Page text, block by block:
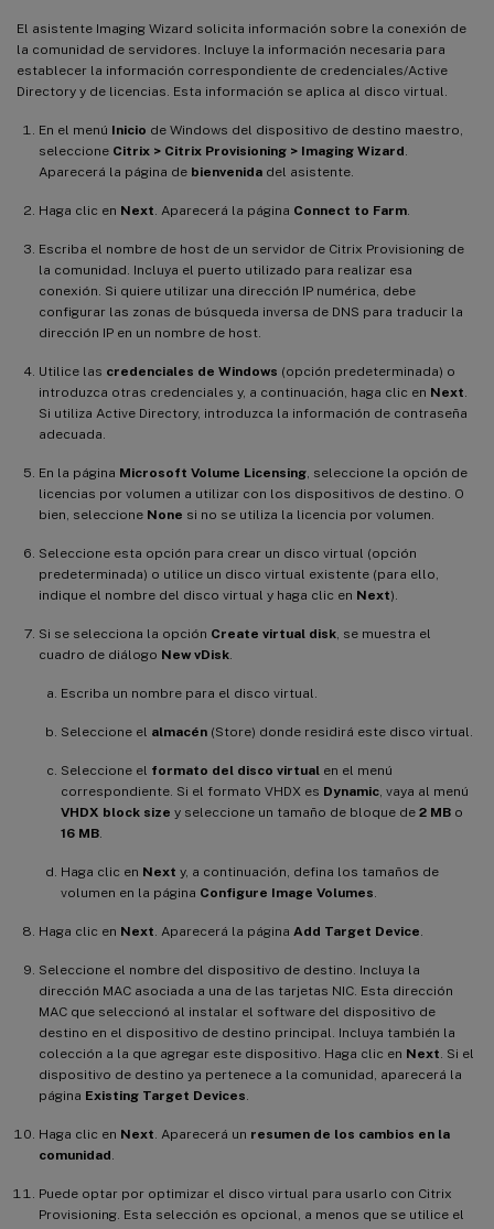
El asistente Imaging Wizard solicita información sobre la conexión de
la comunidad de servidores. Incluye la información necesaria para
establecer la información correspondiente de credenciales/Active
Directory y de licencias. Esta información se aplica al disco virtual.
En el menú Inicio de Windows del dispositivo de destino maestro,
seleccione Citrix > Citrix Provisioning > Imaging Wizard
Aparecerá la página de bienvenida del asistente.
Haga clic en Next . Aparecerá la página Connect to Farm
Escriba el nombre de host de un servidor de Citrix Provisioning de
la comunidad. Incluya el puerto utilizado para realizar esa
conexión. Si quiere utilizar una dirección IP numérica, debe
configurar las zonas de búsqueda inversa de DNS para traducir la
dirección IP en un nombre de host.
Utilice las credenciales de Windows (opción predeterminada) o
introduzca otras credenciales y, a continuación, haga clic en Next
Si utiliza Active Directory, introduzca la información de contraseña
adecuada.
En la página Microsoft Volume Licensing , seleccione la opción de
licencias por volumen a utilizar con los dispositivos de destino. O
bien, seleccione None si no se utiliza la licencia por volumen.
Seleccione esta opción para crear un disco virtual (opción
predeterminada) o utilice un disco virtual existente (para ello,
indique el nombre del disco virtual y haga clic en Next).
Si se selecciona la opción Create virtual disk , se muestra el
cuadro de diálogo New vDisk
Escriba un nombre para el disco virtual.
Seleccione el almacén (Store) donde residirá este disco virtual.
Seleccione el formato del disco virtual en el menú
correspondiente. Si el formato VHDX es Dynamic , vaya al menú
VHDX block size y seleccione un tamaño de bloque de 2 MB o
16 MB
Haga clic en Next y, a continuación, defina los tamaños de
volumen en la página Configure Image Volumes
Haga clic en Next . Aparecerá la página Add Target Device
Seleccione el nombre del dispositivo de destino. Incluya la
dirección MAC asociada a una de las tarjetas NIC. Esta dirección
MAC que seleccionó al instalar el software del dispositivo de
destino en el dispositivo de destino principal. Incluya también la
colección a la que agregar este dispositivo. Haga clic en Next . Si el
dispositivo de destino ya pertenece a la comunidad, aparecerá la
página Existing Target Devices
Haga clic en Next . Aparecerá un resumen de los cambios en la
comunidad
Puede optar por optimizar el disco virtual para usarlo con Citrix
Provisioning. Esta selección es opcional, a menos que se utilice el